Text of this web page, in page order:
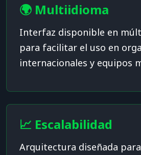
🌍 Multiidioma
Interfaz disponible en
para facilitar el uso en
internacionales y equipos
📈 Escalabilidad
Arquitectura diseñada